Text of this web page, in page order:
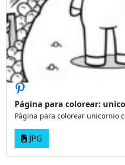
Página para colorear:
Página para colorear unicornio
JPG